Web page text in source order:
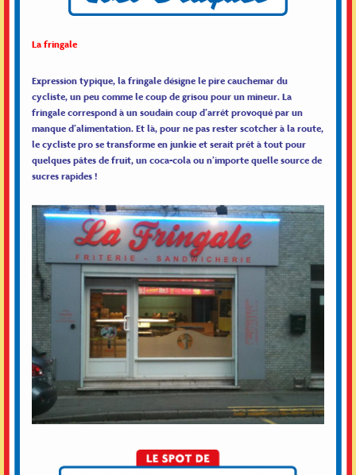
La fringale
Expression typique, la fringale désigne le pire cauchemar du
cycliste, un peu comme le coup de grisou pour un mineur. La
fringale correspond à un soudain coup d’arrêt provoqué par un
manque d’alimentation. Et là, pour ne pas rester scotcher à la route,
le cycliste pro se transforme en junkie et serait prêt à tout pour
quelques pâtes de fruit, un coca-cola ou n’importe quelle source de
sucres rapides !